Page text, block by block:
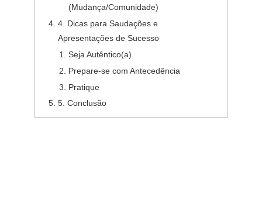
(Mudança/Comunidade)
4. Dicas para Saudações e
Apresentações de Sucesso
Seja Autêntico(a)
Prepare-se com Antecedência
Pratique
5. Conclusão